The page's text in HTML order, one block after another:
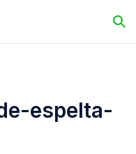
espelta-